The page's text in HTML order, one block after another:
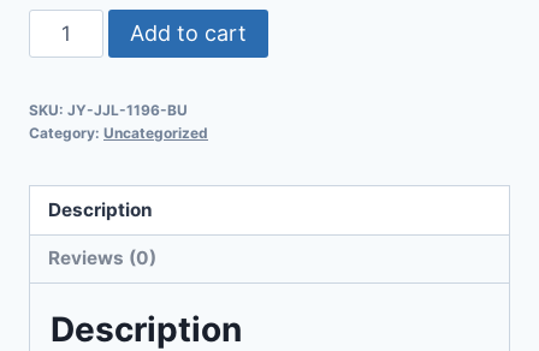
Add to cart
SKU: JY-JJL-1196-BU
Category: Uncategorized
Description
Reviews (0)
Description